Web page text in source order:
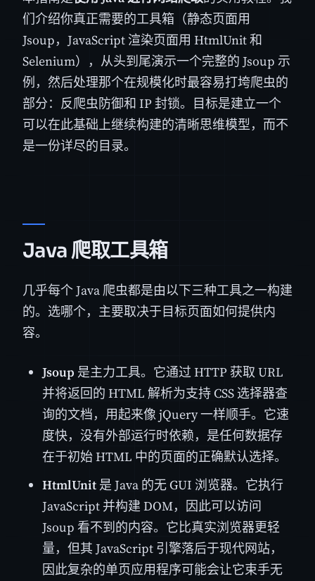
们介绍你真正需要的工具箱（静态页面用
Jsoup，JavaScript 渲染页面用 HtmlUnit 和
Selenium），从头到尾演示一个完整的 Jsoup 示
例，然后处理那个在规模化时最容易打垮爬虫的
部分：反爬虫防御和 IP 封锁。目标是建立一个
可以在此基础上继续构建的清晰思维模型，而不
是一份详尽的目录。
Java 爬取工具箱
几乎每个 Java 爬虫都是由以下三种工具之一构建
的。选哪个，主要取决于目标页面如何提供内
容。
Jsoup 是主力工具。它通过 HTTP 获取 URL
并将返回的 HTML 解析为支持 CSS 选择器查
询的文档，用起来像 jQuery 一样顺手。它速
度快，没有外部运行时依赖，是任何数据存
在于初始 HTML 中的页面的正确默认选择。
HtmlUnit是 Java 的无 GUI 浏览器。它执行
JavaScript 并构建 DOM，因此可以访问
Jsoup 看不到的内容。它比真实浏览器更轻
量，但其 JavaScript 引擎落后于现代网站，
因此复杂的单页应用程序可能会让它束手无